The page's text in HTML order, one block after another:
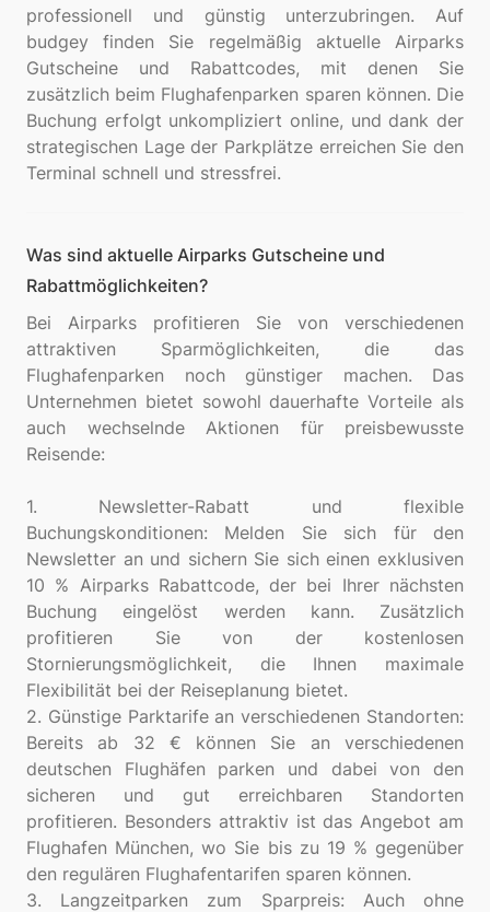
professionell und günstig unterzubringen. Auf
budgey finden Sie regelmäßig aktuelle Airparks
Gutscheine und Rabattcodes, mit denen Sie
zusätzlich beim Flughafenparken sparen können. Die
Buchung erfolgt unkompliziert online, und dank der
strategischen Lage der Parkplätze erreichen Sie den
Was sind aktuelle Airparks Gutscheine und
Rabattmöglichkeiten?
Bei Airparks profitieren Sie von verschiedenen
attraktiven Sparmöglichkeiten, die das
Flughafenparken noch günstiger machen. Das
Unternehmen bietet sowohl dauerhafte Vorteile als
auch wechselnde Aktionen für preisbewusste
Reisende:
1. Newsletter-Rabatt und flexible
Buchungskonditionen: Melden Sie sich für den
Newsletter an und sichern Sie sich einen exklusiven
10 % Airparks Rabattcode, der bei Ihrer nächsten
Buchung eingelöst werden kann. Zusätzlich
profitieren Sie von der kostenlosen
Stornierungsmöglichkeit, die Ihnen maximale
Flexibilität bei der Reiseplanung bietet.
2. Günstige Parktarife an verschiedenen Standorten:
Bereits ab 32 € können Sie an verschiedenen
deutschen Flughäfen parken und dabei von den
sicheren und gut erreichbaren Standorten
profitieren. Besonders attraktiv ist das Angebot am
Flughafen München, wo Sie bis zu 19 % gegenüber
den regulären Flughafentarifen sparen können.
3. Langzeitparken zum Sparpreis: Auch ohne